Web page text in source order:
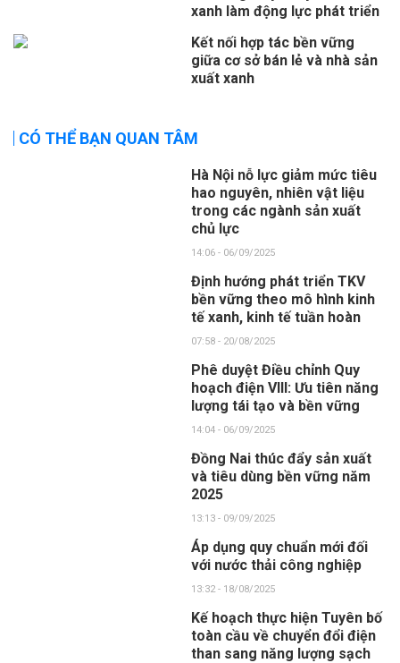
xanh làm động lực phát triển
Kết nối hợp tác bền vững
giữa cơ sở bán lẻ và nhà sản
xuất xanh
CÓ THỂ BẠN QUAN TÂM
Hà Nội nỗ lực giảm mức tiêu
hao nguyên, nhiên vật liệu
trong các ngành sản xuất
chủ lực
14:06 - 06/09/2025
Định hướng phát triển TKV
bền vững theo mô hình kinh
tế xanh, kinh tế tuần hoàn
07:58 - 20/08/2025
Phê duyệt Điều chỉnh Quy
hoạch điện VIII: Ưu tiên năng
lượng tái tạo và bền vững
14:04 - 06/09/2025
Đồng Nai thúc đẩy sản xuất
và tiêu dùng bền vững năm
2025
13:13 - 09/09/2025
Áp dụng quy chuẩn mới đối
với nước thải công nghiệp
13:32 - 18/08/2025
Kế hoạch thực hiện Tuyên bố
toàn cầu về chuyển đổi điện
than sang năng lượng sạch